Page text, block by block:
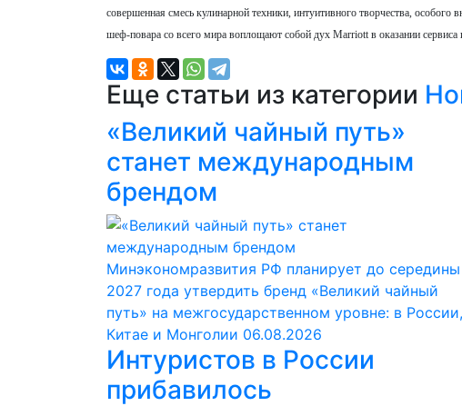
совершенная смесь кулинарной техники, интуитивного творчества,
шеф-повара со всего мира воплощают собой дух Marriott в оказании
Еще статьи из категории
«Великий чайный путь»
станет международным
брендом
Минэкономразвития РФ планирует до середины
2027 года утвердить бренд «Великий чайный
путь» на межгосударственном уровне: в России,
Китае и Монголии 06.08.2026
Интуристов в России
прибавилось